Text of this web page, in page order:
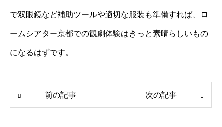
で双眼鏡など補助ツールや適切な服装も準備すれば、ロ
ームシアター京都での観劇体験はきっと素晴らしいもの
になるはずです。
前の記事 次の記事